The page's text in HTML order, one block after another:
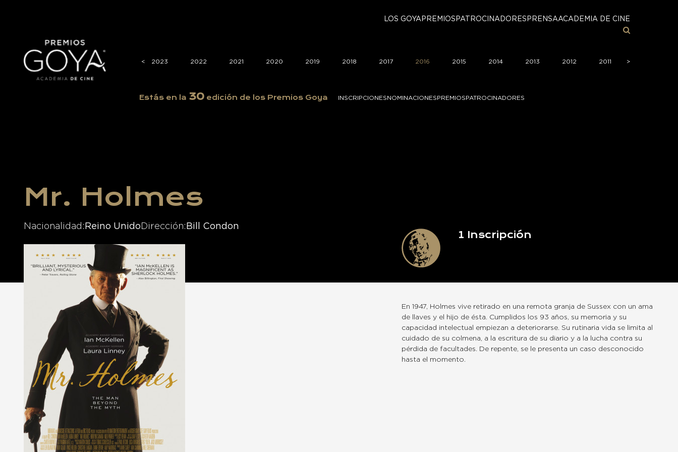
LOS GOYA PREMIOS PATROCINADORES PRENSAACADEMIA DE CINE
<
<
2026 2025 2023 2022 2021 2020 2019 2018 2017 2016 2015 2014 2013 2012 2011 >
>
Estás en la 30 edición de los Premios Goya INSCRIPCIONESNOMINACIONESPREMIOSPATROCINADORES
Mr. Holmes
Nacionalidad Reino Unido Dirección Bill Condon
1 Inscripción
En 1947, Holmes vive retirado en una remota granja de Sussex con un ama
de llaves y el hijo de ésta. Cumplidos los 93 años, su memoria y su
capacidad intelectual empiezan a deteriorarse. Su rutinaria vida se limita al
cuidado de su colmena, a la escritura de su diario y a la lucha contra su
pérdida de facultades. De repente, se le presenta un caso desconocido
hasta el momento.